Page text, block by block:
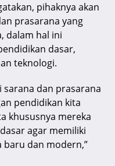
pihaknya akan
prasarana yang
dalam hal ini
dasar,
teknologi.
sarana dan prasarana
pendidikan kita
khususnya mereka
agar memiliki
baru dan modern,”